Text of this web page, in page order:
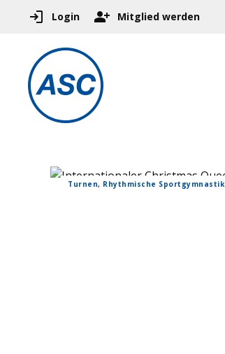
Login Mitglied werden
Turnen, Rhythmische Sportgymnastik